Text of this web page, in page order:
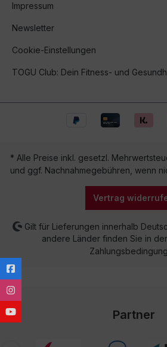
Impressum
Newsletter
Cookie-Einstellungen
TOGU Club: Dein Fitness- und
* Alle Preise inkl. gesetzl.
und ggf. Nachnahmegebühren, wenn
Vertrag
Gilt für Lieferungen innerhalb
andere Länder finden Sie in
Partner